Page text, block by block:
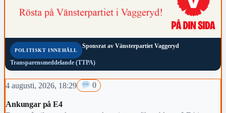
POLITISKT INNEHÅLL
Sponsrat av Vänsterpartiet Vaggeryd
Transparensmeddelande (TTPA)
4 augusti, 2026, 18:29 0
Ankungar på E4